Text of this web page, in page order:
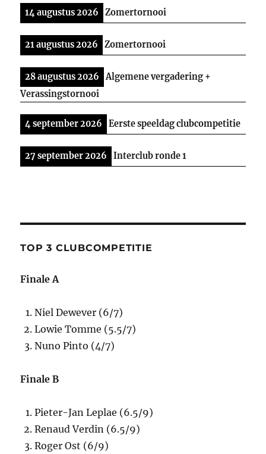
14 augustus 2026 Zomertornooi
21 augustus 2026 Zomertornooi
28 augustus 2026
Algemene vergadering +
Verassingstornooi
4 september 2026 Eerste speeldag clubcompetitie
27 september 2026 Interclub ronde 1
TOP 3 CLUBCOMPETITIE
Finale A
Niel Dewever (6/7)
Lowie Tomme (5.5/7)
Nuno Pinto (4/7)
Finale B
Pieter-Jan Leplae (6.5/9)
Renaud Verdin (6.5/9)
Roger Ost (6/9)